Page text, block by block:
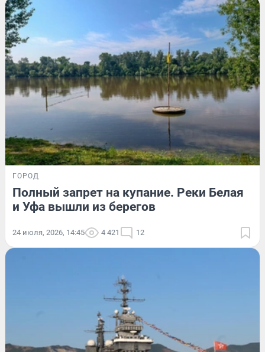
ГОРОД
Полный запрет на купание. Реки Белая
и Уфа вышли из берегов
24 июля, 2026, 14:45 4 421 12